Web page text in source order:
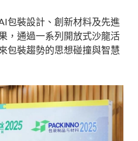
包裝設計、創新材料及先進
，通過一系列開放式沙龍活
包裝趨勢的思想碰撞與智慧